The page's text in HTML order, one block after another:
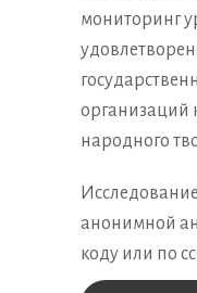
мониторинг
организаций
народного
анонимной
коду или по